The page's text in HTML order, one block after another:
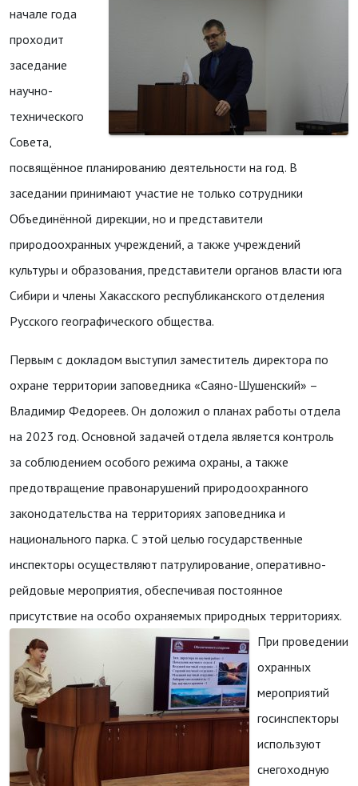
начале года
проходит
заседание
научно-
технического
Совета,
посвящённое планированию деятельности на год. В
заседании принимают участие не только сотрудники
Объединённой дирекции, но и представители
природоохранных учреждений, а также учреждений
культуры и образования, представители органов власти юга
Сибири и члены Хакасского республиканского отделения
Русского географического общества.
Первым с докладом выступил заместитель директора по
охране территории заповедника «Саяно-Шушенский» –
Владимир Федореев. Он доложил о планах работы отдела
на 2023 год. Основной задачей отдела является контроль
за соблюдением особого режима охраны, а также
предотвращение правонарушений природоохранного
законодательства на территориях заповедника и
национального парка. С этой целью государственные
инспекторы осуществляют патрулирование, оперативно-
рейдовые мероприятия, обеспечивая постоянное
присутствие на особо охраняемых природных территориях.
При проведении
охранных
мероприятий
госинспекторы
используют
снегоходную